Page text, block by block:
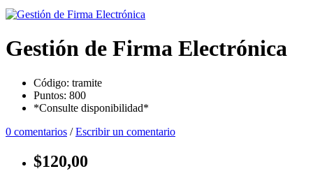
Gestión de Firma Electrónica
Código: tramite
Puntos: 800
*Consulte disponibilidad*
0 comentarios /Escribir un comentario
$120,00